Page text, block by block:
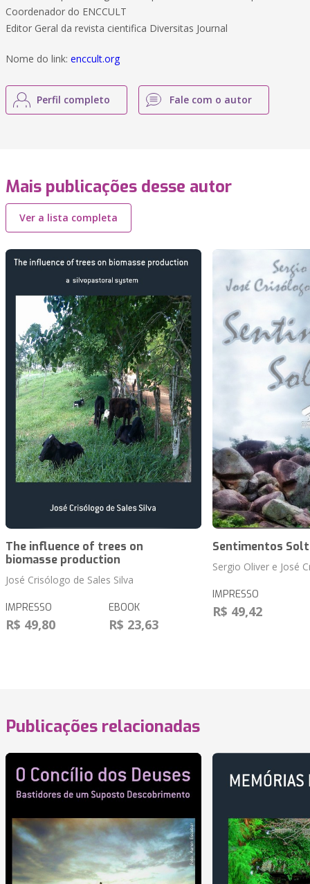
Coordenador do ENCCULT
Editor Geral da revista cientifica Diversitas Journal
Nome do link: enccult.org
Perfil completo Fale com o autor
Mais publicações desse autor
Ver a lista completa
The influence of trees on
biomasse production
José Crisólogo de Sales Silva
IMPRESSO
R$ 49,80
EBOOK
R$ 23,63
Sentimentos
Sergio Oliver e José
IMPRESSO
R$ 49,42
Publicações relacionadas